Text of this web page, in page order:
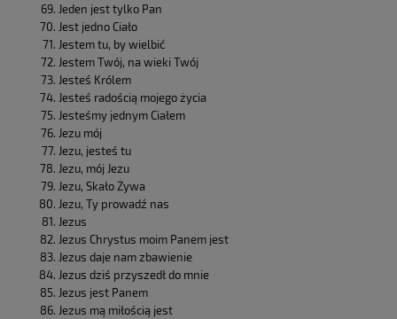
Jeden jest tylko Pan
Jest jedno Ciało
Jestem tu, by wielbić
Jestem Twój, na wieki Twój
Jesteś Królem
Jesteś radością mojego życia
Jesteśmy jednym Ciałem
Jezu mój
Jezu, jesteś tu
Jezu, mój Jezu
Jezu, Skało Żywa
Jezu, Ty prowadź nas
Jezus
Jezus Chrystus moim Panem jest
Jezus daje nam zbawienie
Jezus dziś przyszedł do mnie
Jezus jest Panem
Jezus mą miłością jest